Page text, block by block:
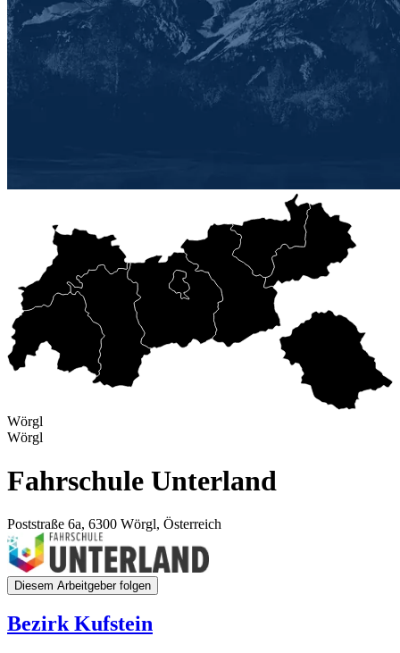
Wörgl
Wörgl
Fahrschule Unterland
Poststraße 6a, 6300 Wörgl, Österreich
Diesem Arbeitgeber folgen
Bezirk Kufstein